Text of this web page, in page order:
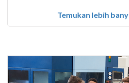
Temukan lebih